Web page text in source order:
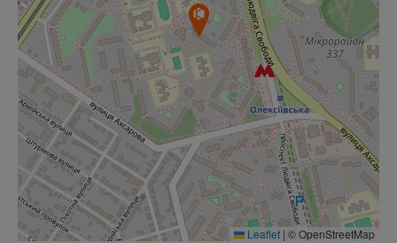
Leaflet | © OpenStreetMap